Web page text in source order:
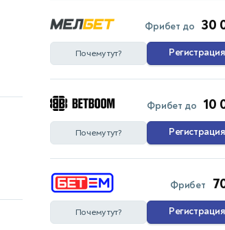
Фрибет до 30
Почему тут? Регистрация
Фрибет до 10
Почему тут? Регистрация
Фрибет
Почему тут? Регистрация